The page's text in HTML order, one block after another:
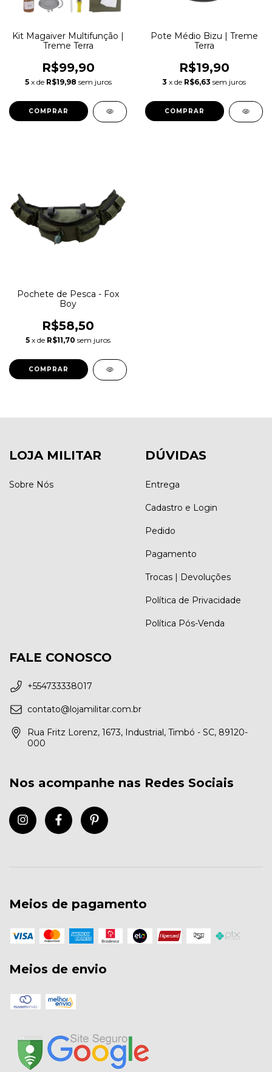
Kit Magaiver Multifunção |
Treme Terra
R$99,90
5 x de R$19,98 sem juros
Pote Médio Bizu | Treme
Terra
R$19,90
3 x de R$6,63 sem juros
Pochete de Pesca - Fox
Boy
R$58,50
5 x de R$11,70 sem juros
COMPRAR
LOJA MILITAR
Sobre Nós
DÚVIDAS
Entrega
Cadastro e Login
Pedido
Pagamento
Trocas | Devoluções
Política de Privacidade
Política Pós-Venda
FALE CONOSCO
+554733338017
contato@lojamilitar.com.br
Rua Fritz Lorenz, 1673, Industrial, Timbó - SC, 89120-
000
Nos acompanhe nas Redes Sociais
Meios de pagamento
Meios de envio